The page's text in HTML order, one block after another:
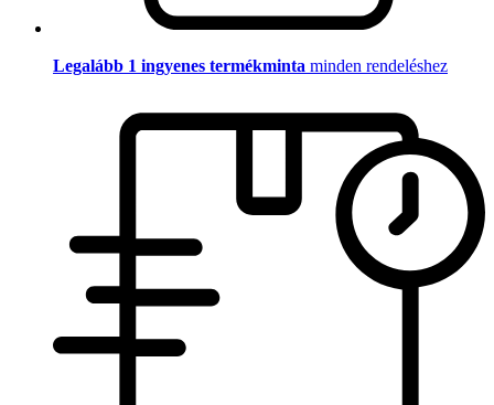
Legalább 1 ingyenes termékminta minden rendeléshez